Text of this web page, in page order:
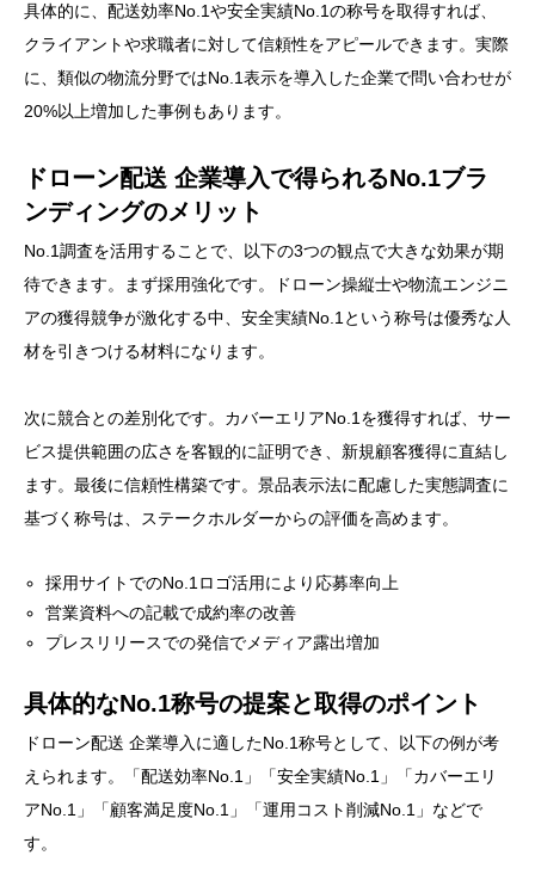
具体的に、配送効率No.1や安全実績No.1の称号を取得すれば、
クライアントや求職者に対して信頼性をアピールできます。実際
に、類似の物流分野ではNo.1表示を導入した企業で問い合わせが
20%以上増加した事例もあります。
ドローン配送 企業導入で得られるNo.1ブラ
ンディングのメリット
No.1調査を活用することで、以下の3つの観点で大きな効果が期
待できます。まず採用強化です。ドローン操縦士や物流エンジニ
アの獲得競争が激化する中、安全実績No.1という称号は優秀な人
材を引きつける材料になります。
次に競合との差別化です。カバーエリアNo.1を獲得すれば、サー
ビス提供範囲の広さを客観的に証明でき、新規顧客獲得に直結し
ます。最後に信頼性構築です。景品表示法に配慮した実態調査に
基づく称号は、ステークホルダーからの評価を高めます。
採用サイトでのNo.1ロゴ活用により応募率向上
営業資料への記載で成約率の改善
プレスリリースでの発信でメディア露出増加
具体的なNo.1称号の提案と取得のポイント
ドローン配送 企業導入に適したNo.1称号として、以下の例が考
えられます。「配送効率No.1」「安全実績No.1」「カバーエリ
アNo.1」「顧客満足度No.1」「運用コスト削減No.1」などで
す。